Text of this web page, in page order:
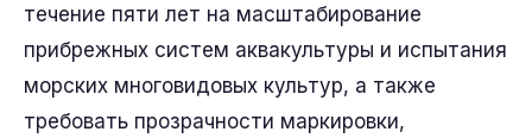
течение пяти лет на масштабирование
прибрежных систем аквакультуры и испытания
морских многовидовых культур, а также
требовать прозрачности маркировки,